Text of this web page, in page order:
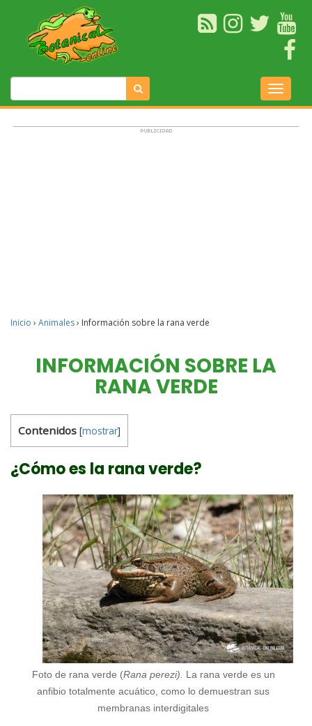
Inicio › Animales› Información sobre la rana verde
INFORMACIÓN SOBRE LA
RANA VERDE
Contenidos [mostrar]
¿Cómo es la rana verde?
Foto de rana verde (Rana perezi). La rana verde es un
anfibio totalmente acuático, como lo demuestran sus
membranas interdigitales